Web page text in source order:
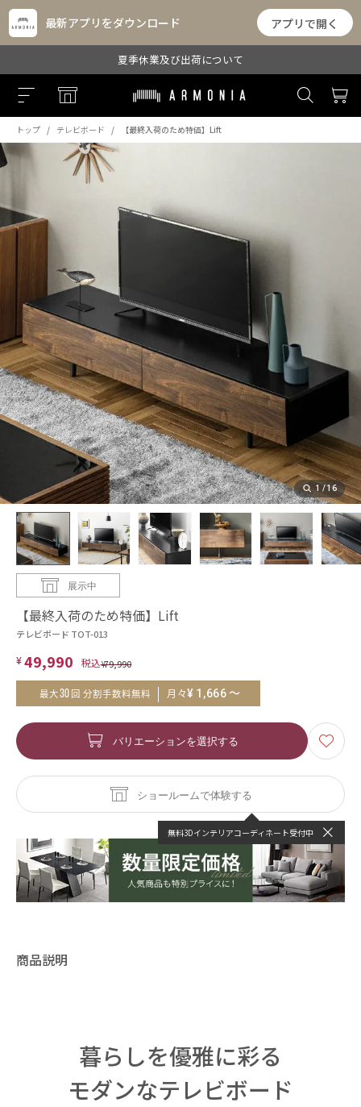
最新アプリをダウンロード アプリで開く
夏季休業及び出荷について
トップ テレビボード 【最終入荷のため特価】Lift
1 /16
展示中
テレビボード TOT-013
【最終入荷のため特価】Lift
¥79,990
¥49,990
最大30 回 分割手数料無料 月々¥ 1,666～
バリエーションを選択する
ショールームで体験する
無料3Dインテリアコーディネート受付中
商品説明
暮らしを優雅に彩る
モダンなテレビボード